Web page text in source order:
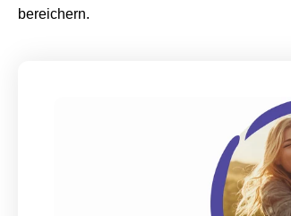
bereichern.